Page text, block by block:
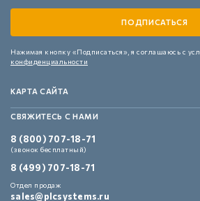
Нажимая кнопку «Подписаться», я соглашаюсь с
конфиденциальности
КАРТА САЙТА
СВЯЖИТЕСЬ С НАМИ
8 (800) 707-18-71
(звонок бесплатный)
8 (499) 707-18-71
Отдел продаж
sales@plcsystems.ru